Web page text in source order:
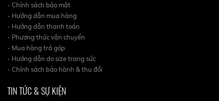
- Chính sách bảo mật
- Hướng dẫn mua hàng
- Hướng dẫn thanh toán
- Phương thức vận chuyển
- Mua hàng trả góp
- Hướng dẫn do size trang sức
- Chính sách bảo hành & thu đổi
TIN TỨC & SỰ KIỆN